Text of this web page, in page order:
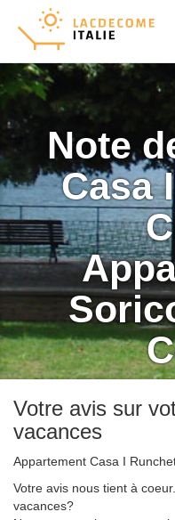
Note
Casa
Votre avis sur
vacances
Appartement Casa I
Votre avis nous tient à
vacances?